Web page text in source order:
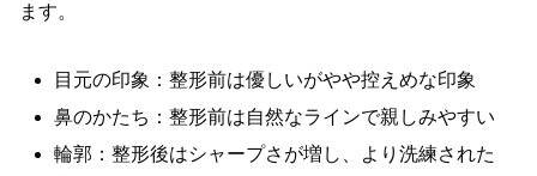
ます。
目元の印象：整形前は優しいがやや控えめな印象
鼻のかたち：整形前は自然なラインで親しみやすい
輪郭：整形後はシャープさが増し、より洗練された